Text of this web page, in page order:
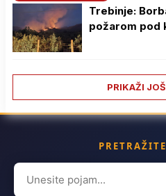
Trebinje:
požarom pod
PRIKAŽI
Search
for: